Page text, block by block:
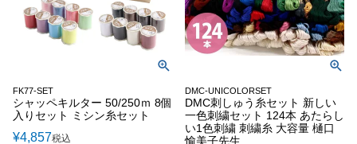
FK77-SET
シャッペキルター 50/250ｍ 8個
入りセット ミシン糸セット
¥4,857税込
DMC-UNICOLORSET
DMC刺しゅう糸セット 新しい
一色刺繍セット 124本 あたらし
い1色刺繍 刺繍糸 大容量 樋口
愉美子先生